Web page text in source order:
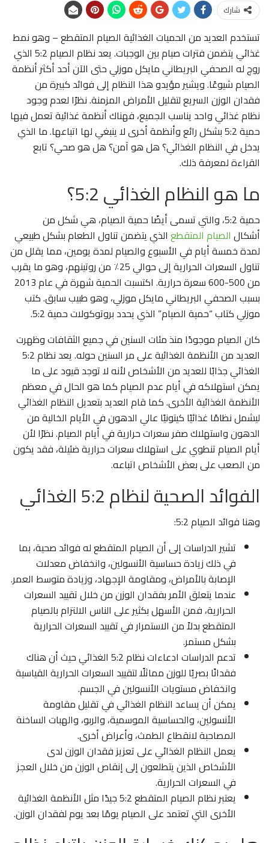
شارك
تستخدم العديد من الحميات الغذائية الصيام المتقطع – وهو نمط
غذائي يتضمن فترات صيام بين الوجبات. يعد نظام الصيام 5:2 الذي
روج له الصحفي البريطاني مايكل موزلي حتى الآن أحد أكثر أنظمة
الصيام شيوعًا. ويشير مؤيدو هذا النظام إلى فوائد كبيرة من
فقدان الوزن السريع لتقليل الأمراض المزمنة. نظرًا لعدم وجود
نظام غذائي واحد يناسب الجميع، فهناك أنظمة غذائية تعمل فيها
حمية 5:2 بشكل رائع وأنظمة أخرى لا ينبغي لها اتباعها. ما الذي
يدخل في النظام الغذائي؟ هل هو آمن؟ هل هو صحي؟ تابع
القراءة لمعرفة ذلك.
ما هو النظام الغذائي 5:2؟
حمية 5:2، والتي تسمى أيضًا حمية الصيام، هي شكل من
أشكال الصيام المتقطع الذي يتضمن تناول الطعام بشكل طبيعي
لمدة خمسة أيام في الأسبوع والصيام لمدة يومين، مما يقلل من
تناول السعرات الحرارية إلى حوالي 25٪ من روتينهم، وهو ما يقرب
من 500-600 سعرة حرارية. اكتسبت الحمية شهرة في عام 2013
بسبب الصحفي البريطاني مايكل موزلي، وهو طبيب سابق. كتب
موزلي كتاب “حمية الصيام” الذي يحدد بروتوكولات حمية 5:2.
كان الصيام موجودًا منذ مئات السنين في جميع الثقافات وظهرت
العديد من الأنظمة الغذائية على مر السنين حوله. يعد نظام 5:2
الغذائي جذابًا للعديد من الأشخاص لأنه لا توجد قيود على ما
يمكن استهلاكه في أيام عدم الصيام كما هو الحال في معظم
الأنظمة الغذائية الأخرى. كما قام العديد بتعديل النظام الغذائي
ليشمل نظامًا غذائيًا كيتونيًا عالي الدهون في الأيام الخالية من
الدهون واستهلاك صفر سعرات حرارية في أيام الصيام. نظرًا لأن
أيام الصيام تنطوي على استهلاك سعرات حرارية ضئيلة، فقد يكون
من الصعب على بعض الأشخاص اتباعه.
الفوائد الصحية لنظام 5:2 الغذائي
وهنا فوائد الصيام 5:2:
تشير الدراسات إلى أن الصيام المتقطع له فوائد صحية، بما
في ذلك زيادة حساسية الأنسولين، وانخفاض معدلات
الإصابة بالأمراض، ومقاومة الإجهاد، وزيادة متوسط ​​العمر.
عندما يتعلق الأمر بفقدان الوزن من خلال تقييد السعرات
الحرارية، فمن الأسهل بكثير على الناس الالتزام بالصيام
المتقطع بدلاً من الاستمرار في تقييد السعرات الحرارية
بشكل مستمر.
تدعم الدراسات ادعاءات نظام 5:2 الغذائي حيث أن هناك
فقدانًا بصريًا للوزن مماثلًا لتقييد السعرات الحرارية القياسية
وانخفاض مستويات الأنسولين في الجسم.
يمكن أن يساعد النظام الغذائي في تقليل مقاومة
الأنسولين، والحساسية الموسمية، والربو، والهبات الساخنة
المصاحبة لانقطاع الطمث، وأعراض أخرى.
يعمل النظام الغذائي على تعزيز فقدان الوزن لدى
الأشخاص الذين يتطلعون إلى إنقاص الوزن من خلال العجز
في السعرات الحرارية.
يعتبر نظام الصيام المتقطع 5:2 جيدًا مثل الأنظمة الغذائية
الأخرى التي تعتمد على الصيام يومًا بعد يوم لفقدان الوزن.